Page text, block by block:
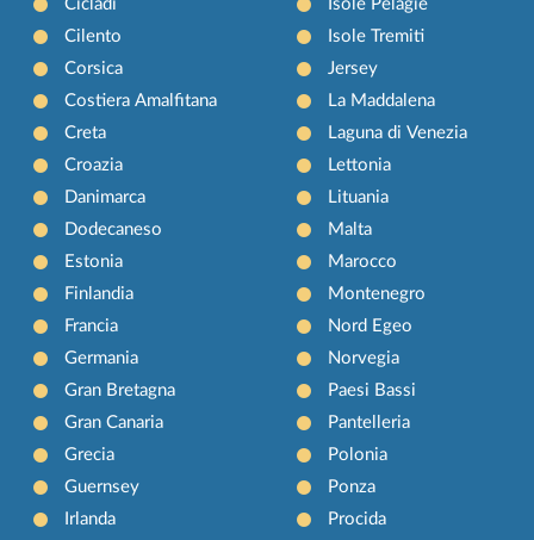
Cicladi
Cilento
Corsica
Costiera Amalfitana
Creta
Croazia
Danimarca
Dodecaneso
Estonia
Finlandia
Francia
Germania
Gran Bretagna
Gran Canaria
Grecia
Guernsey
Irlanda
Isole Pelagie
Isole Tremiti
Jersey
La Maddalena
Laguna di Venezia
Lettonia
Lituania
Malta
Marocco
Montenegro
Nord Egeo
Norvegia
Paesi Bassi
Pantelleria
Polonia
Ponza
Procida